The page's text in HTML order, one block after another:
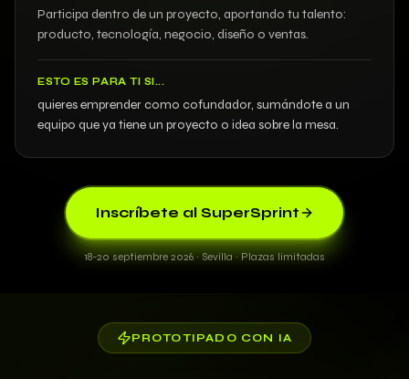
Participa dentro de un proyecto, aportando tu talento:
producto, tecnología, negocio, diseño o ventas.
ESTO ES PARA TI SI...
quieres emprender como cofundador, sumándote a un
equipo que ya tiene un proyecto o idea sobre la mesa.
Inscríbete al SuperSprint
18-20 septiembre 2026 · Sevilla · Plazas limitadas
PROTOTIPADO CON IA